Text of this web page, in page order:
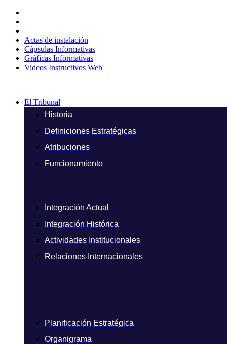
contenido
Actas de instalación
Cápsulas Informativas
Gráficas Informativas
Videos Instructivos Web
El Tribunal
Historia
Definiciones Estratégicas
Atribuciones
Funcionamiento
Integración Actual
Integración Histórica
Actividades Institucionales
Relaciones Internacionales
Planificación Estratégica
Organigrama